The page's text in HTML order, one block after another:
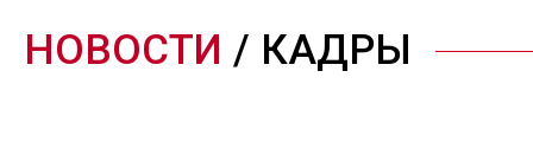
НОВОСТИ / КАДРЫ